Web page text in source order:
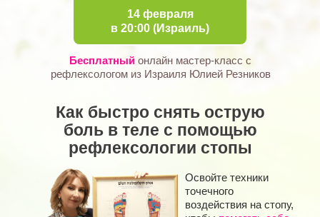
Бесплатный онлайн мастер-класс с
рефлексологом из Израиля Юлией Резников
Как быстро снять острую
боль в теле с помощью
рефлексологии стопы
Освойте техники
точечного
воздействия на стопу,
14 февраля
в 20:00 (Израиль)